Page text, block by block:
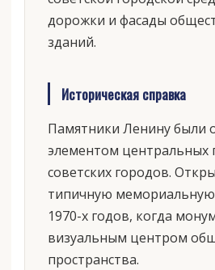
дорожки и фасады
зданий.
Историческая справка
Памятники Ленину были
элементом центральных
советских городов.
типичную
1970-х годов, когда
визуальным центром
пространства.